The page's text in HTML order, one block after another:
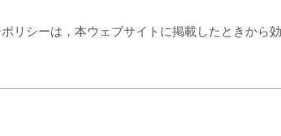
リシーは，本ウェブサイトに掲載したときから